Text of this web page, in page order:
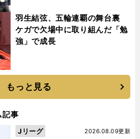
羽生結弦、五輪連覇の舞台裏
ケガで欠場中に取り組んだ「勉
強」で成長
もっと見る
記事
2026.08.09更新
Jリーグ